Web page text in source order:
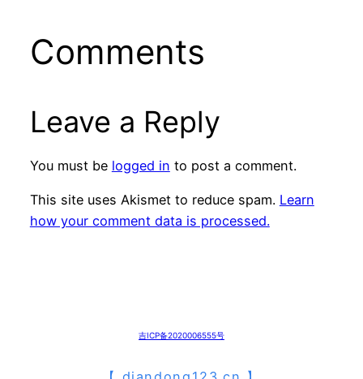
Comments
Leave a Reply
You must be logged in to post a comment.
This site uses Akismet to reduce spam. Learn
how your comment data is processed.
吉ICP备2020006555号